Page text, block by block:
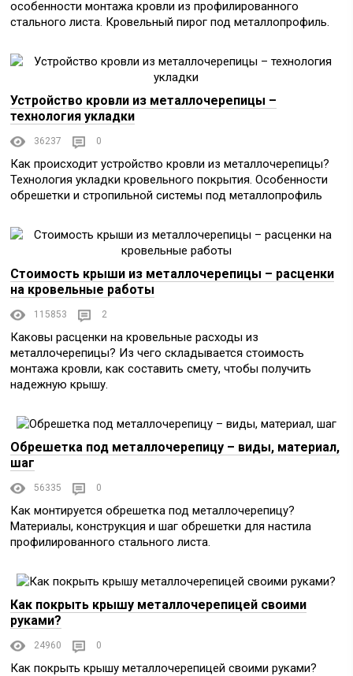
особенности монтажа кровли из профилированного
стального листа. Кровельный пирог под металлопрофиль.
Устройство кровли из металлочерепицы –
технология укладки
36237 0
Как происходит устройство кровли из металлочерепицы?
Технология укладки кровельного покрытия. Особенности
обрешетки и стропильной системы под металлопрофиль
Стоимость крыши из металлочерепицы – расценки
на кровельные работы
115853 2
Каковы расценки на кровельные расходы из
металлочерепицы? Из чего складывается стоимость
монтажа кровли, как составить смету, чтобы получить
надежную крышу.
Обрешетка под металлочерепицу – виды, материал,
шаг
56335 0
Как монтируется обрешетка под металлочерепицу?
Материалы, конструкция и шаг обрешетки для настила
профилированного стального листа.
Как покрыть крышу металлочерепицей своими
руками?
24960 0
Как покрыть крышу металлочерепицей своими руками?